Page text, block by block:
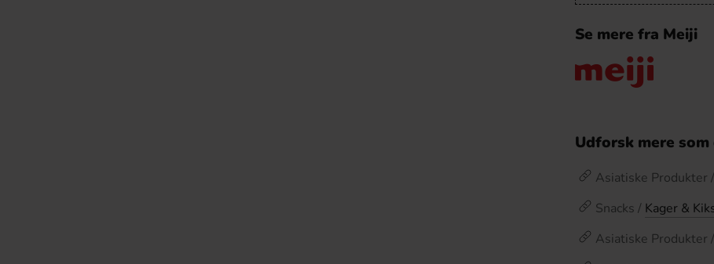
Se mere fra Meiji
Udforsk mere
Asiatiske Produkter
Snacks / Kager &
Asiatiske Produkter /